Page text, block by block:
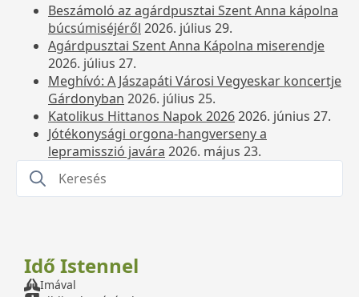
Beszámoló az agárdpusztai Szent Anna kápolna
búcsúmiséjéről 2026. július 29.
Agárdpusztai Szent Anna Kápolna miserendje
2026. július 27.
Meghívó: A Jászapáti Városi Vegyeskar koncertje
Gárdonyban 2026. július 25.
Katolikus Hittanos Napok 20262026. június 27.
Jótékonysági orgona-hangverseny a
lepramisszió javára 2026. május 23.
Search
Idő Istennel
Imával